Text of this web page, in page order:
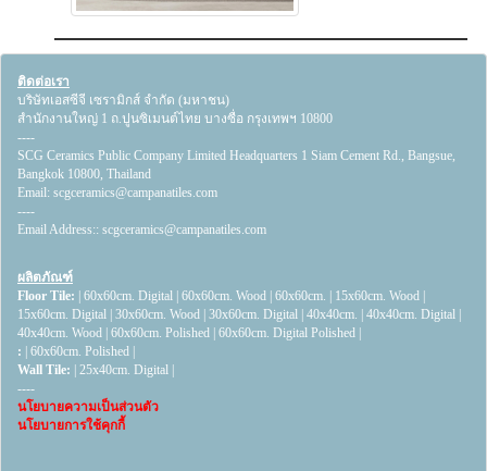
ติดต่อเรา
บริษัทเอสซีจี เซรามิกส์ จำกัด (มหาชน)
สำนักงานใหญ่ 1 ถ.ปูนซิเมนต์ไทย บางซื่อ กรุงเทพฯ 10800
----
SCG Ceramics Public Company Limited Headquarters 1 Siam Cement Rd., Bangsue,
Bangkok 10800, Thailand
Email: scgceramics@campanatiles.com
----
Email Address:: scgceramics@campanatiles.com
ผลิตภัณฑ์
Floor Tile:
60x60cm. Digital 60x60cm. Wood 60x60cm. 15x60cm. Wood
15x60cm. Digital 30x60cm. Wood 30x60cm. Digital 40x40cm. 40x40cm. Digital
40x40cm. Wood 60x60cm. Polished 60x60cm. Digital Polished
:
60x60cm. Polished
Wall Tile:
25x40cm. Digital
----
นโยบายความเป็นส่วนตัว
นโยบายการใช้คุกกี้